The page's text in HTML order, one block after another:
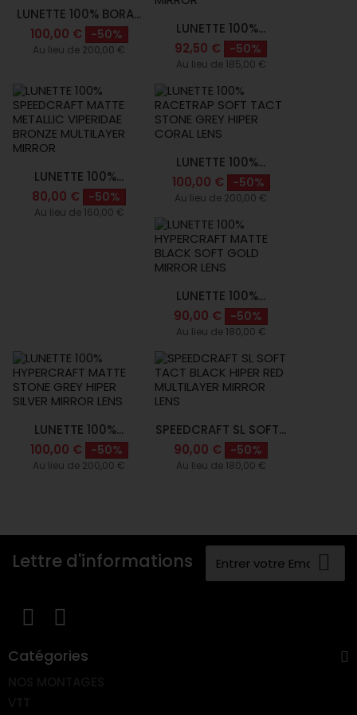
LUNETTE 100% BORA...
100,00 €
-50%
Au lieu de 200,00 €
LUNETTE 100%...
92,50 €
-50%
Au lieu de 185,00 €
LUNETTE 100%...
80,00 €
-50%
Au lieu de 160,00 €
LUNETTE 100%...
100,00 €
-50%
Au lieu de 200,00 €
LUNETTE 100%...
90,00 €
-50%
Au lieu de 180,00 €
LUNETTE 100%...
100,00 €
-50%
Au lieu de 200,00 €
SPEEDCRAFT SL SOFT...
90,00 €
-50%
Au lieu de 180,00 €
Lettre d'informations
Catégories